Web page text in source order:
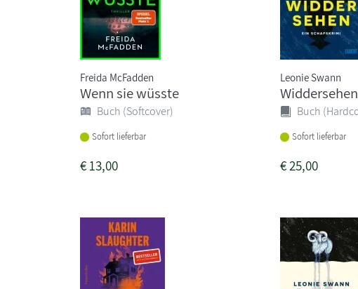
Freida McFadden
Wenn sie wüsste
Buch (Softcover)
Sofort lieferbar
€13,00
Leonie Swann
Widdersehen
Buch
Sofort lieferbar
€25,00